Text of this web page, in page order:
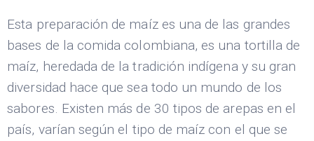
Esta preparación de maíz es una de las grandes
bases de la comida colombiana, es una tortilla de
maíz, heredada de la tradición indígena y su gran
diversidad hace que sea todo un mundo de los
sabores. Existen más de 30 tipos de arepas en el
país, varían según el tipo de maíz con el que se